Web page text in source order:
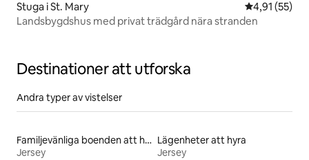
Stuga i St. Mary 4,91 av 5 i
4,91 (55)
Landsbygdshus med privat trädgård nära stranden
Destinationer att utforska
Andra typer av vistelser
Familjevänliga boenden att hyra
Jersey
Lägenheter att hyra
Jersey